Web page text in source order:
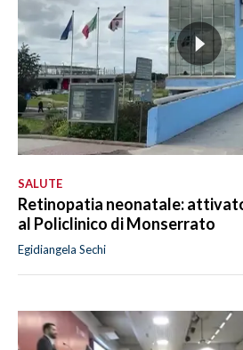
SALUTE
Retinopatia neonatale:
al Policlinico di Monserrato
Egidiangela Sechi